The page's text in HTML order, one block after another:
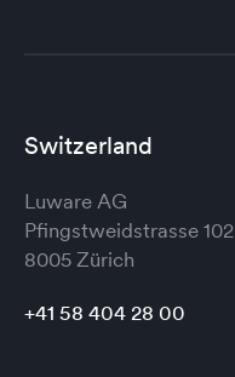
Switzerland
Luware AG
Pfingstweidstrasse 102
8005 Zürich
+41 58 404 28 00